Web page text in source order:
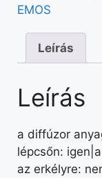
EMOS
Leírás
Leírás
a diffúzor
lépcsőn:
az erkélyre: